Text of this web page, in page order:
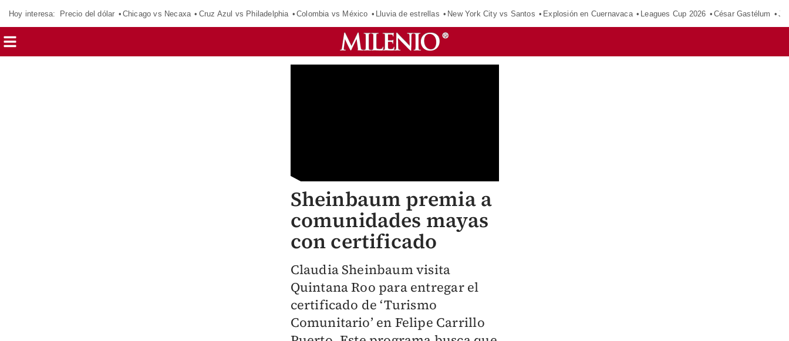
Hoy interesa: Precio del dólar Chicago vs Necaxa Cruz Azul vs Philadelphia Colombia vs México Lluvia de estrellas New York City vs Santos Explosión en Cuernavaca Leagues Cup 2026 César Gastélum
Sheinbaum premia a
comunidades mayas
con certificado
Claudia Sheinbaum visita
Quintana Roo para entregar el
certificado de ‘Turismo
Comunitario’ en Felipe Carrillo